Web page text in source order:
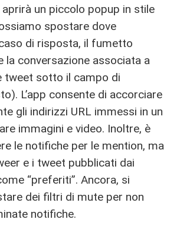
un piccolo popup in stile
spostare dove
di risposta, il fumetto
la conversazione associata a
tweet sotto il campo di
L’app consente di accorciare
gli indirizzi URL immessi in un
immagini e video. Inoltre, è
le notifiche per le mention, ma
e i tweet pubblicati dai
“preferiti”. Ancora, si
dei filtri di mute per non
notifiche.